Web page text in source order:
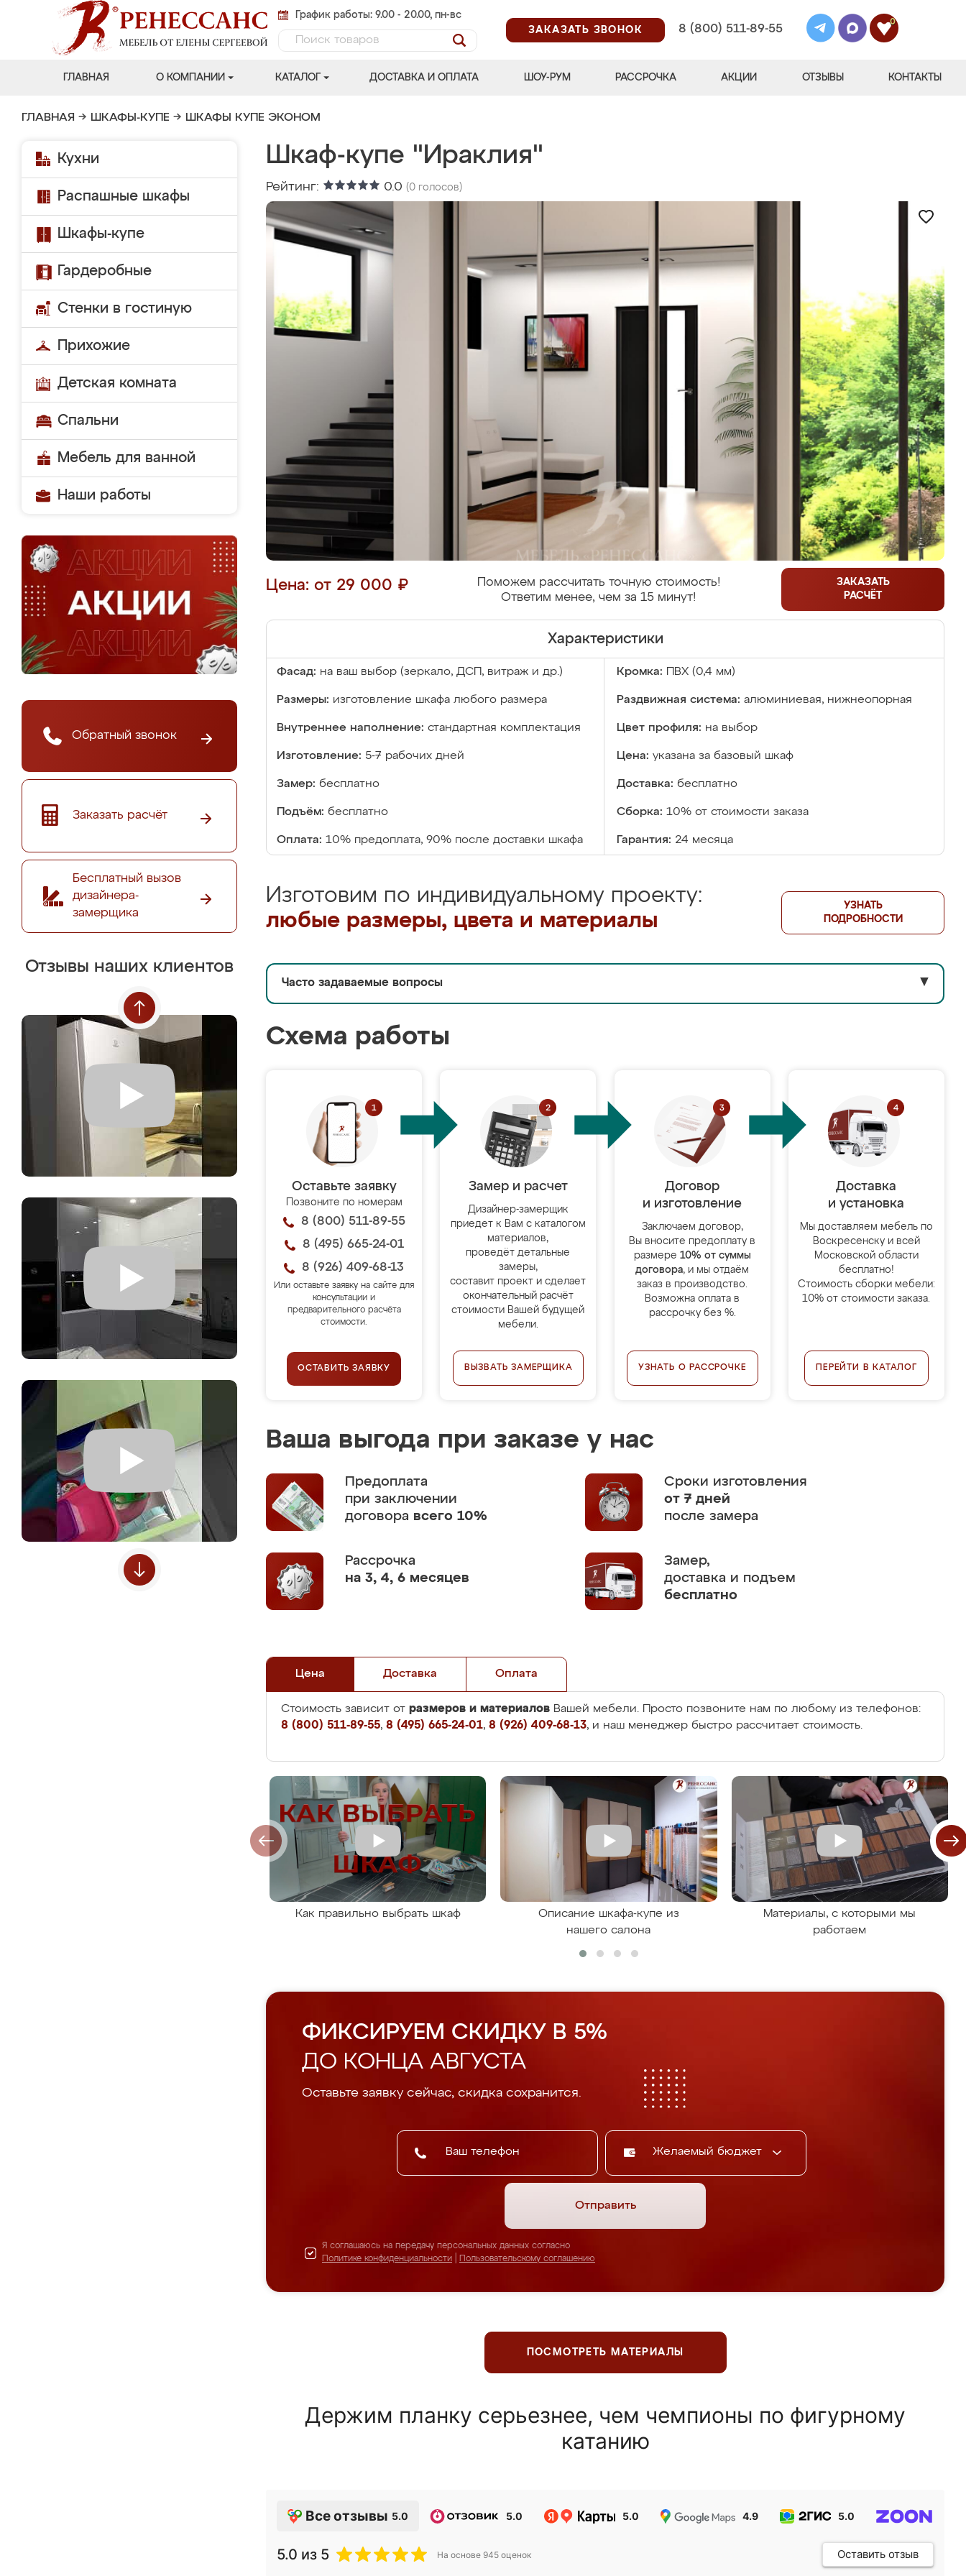
График работы: 9.00 - 20.00, пн-вс
ЗАКАЗАТЬ ЗВОНОК
8 (800) 511-89-55
0
ГЛАВНАЯ О КОМПАНИИ КАТАЛОГ ДОСТАВКА И ОПЛАТА ШОУ-РУМ РАССРОЧКА АКЦИИ ОТЗЫВЫ КОНТАКТЫ
ГЛАВНАЯ → ШКАФЫ-КУПЕ → ШКАФЫ КУПЕ ЭКОНОМ
Кухни
Распашные шкафы
Шкафы-купе
Гардеробные
Стенки в гостиную
Прихожие
Детская комната
Спальни
Мебель для ванной
Наши работы
Обратный звонок
Заказать расчёт
Бесплатный вызов
дизайнера-
замерщика
Отзывы наших клиентов
Шкаф-купе "Ираклия"
Рейтинг: 0.0 (0 голосов)
Цена: от 29 000 ₽
Поможем рассчитать точную стоимость!
Ответим менее, чем за 15 минут!
ЗАКАЗАТЬ
РАСЧЁТ
Характеристики
Фасад: на ваш выбор (зеркало, ДСП, витраж и др.) Кромка: ПВХ (0,4 мм)
Размеры: изготовление шкафа любого размера Раздвижная система: алюминиевая, нижнеопорная
Внутреннее наполнение: стандартная комплектация Цвет профиля: на выбор
Изготовление: 5-7 рабочих дней Цена: указана за базовый шкаф
Замер: бесплатно Доставка: бесплатно
Подъём: бесплатно Сборка: 10% от стоимости заказа
Оплата: 10% предоплата, 90% после доставки шкафа Гарантия: 24 месяца
Изготовим по индивидуальному проекту:
любые размеры, цвета и материалы
УЗНАТЬ
ПОДРОБНОСТИ
Часто задаваемые вопросы ▼
Схема работы
Оставьте заявку
Позвоните по номерам
8 (800) 511-89-55
8 (495) 665-24-01
8 (926) 409-68-13
Или оставьте заявку на сайте для
консультации и
предварительного расчёта
стоимости.
ОСТАВИТЬ ЗАЯВКУ
Замер и расчет
Дизайнер-замерщик
приедет к Вам с каталогом
материалов,
проведёт детальные
замеры,
составит проект и сделает
окончательный расчёт
стоимости Вашей будущей
мебели.
ВЫЗВАТЬ ЗАМЕРЩИКА
Договор
и изготовление
Заключаем договор,
Вы вносите предоплату в
размере 10% от суммы
договора, и мы отдаём
заказ в производство.
Возможна оплата в
рассрочку без %.
УЗНАТЬ О РАССРОЧКЕ
Доставка
и установка
Мы доставляем мебель по
Воскресенску и всей
Московской области
бесплатно!
Стоимость сборки мебели:
10% от стоимости заказа.
ПЕРЕЙТИ В КАТАЛОГ
Ваша выгода при заказе у нас
Предоплата
при заключении
договора всего 10%
Сроки изготовления
от 7 дней
после замера
Рассрочка
на 3, 4, 6 месяцев
Замер,
доставка и подъем
бесплатно
Цена Доставка Оплата
Стоимость зависит от размеров и материалов Вашей мебели. Просто позвоните нам по любому из телефонов:
8 (800) 511-89-55, 8 (495) 665-24-01, 8 (926) 409-68-13, и наш менеджер быстро рассчитает стоимость.
Как правильно выбрать шкаф
Описание шкафа-купе из
нашего салона
Материалы, с которыми мы
работаем
ФИКСИРУЕМ СКИДКУ В 5%
ДО КОНЦА АВГУСТА
Оставьте заявку сейчас, скидка сохранится.
Желаемый бюджет
Отправить
Я соглашаюсь на передачу персональных данных согласно
Политике конфиденциальности
Пользовательскому соглашению
ПОСМОТРЕТЬ МАТЕРИАЛЫ
Держим планку серьезнее, чем чемпионы по фигурному
катанию
Все отзывы 5.0 5.0 5.0 4.9 5.0
5.0 из 5 На основе 945 оценок Оставить отзыв